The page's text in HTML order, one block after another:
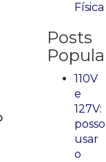
Física
Posts
110V
e
127V:
posso
usar
o